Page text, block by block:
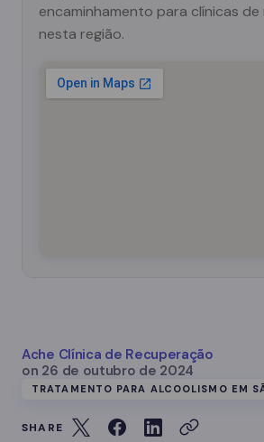
encaminhamento para clínicas
nesta região.
Ache Clínica de Recuperação
on 26 de outubro de 2024
TRATAMENTO PARA ALCOOLISMO EM
SHARE